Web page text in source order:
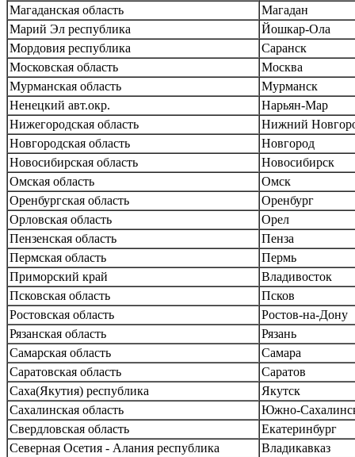
Магаданская область
Магадан
Марий Эл республика
Йошкар-Ола
Мордовия республика
Саранск
Московская область
Москва
Мурманская область
Мурманск
Ненецкий авт.окр.
Нарьян-Мар
Нижегородская область
Нижний
Новгородская область
Новгород
Новосибирская область
Новосибирск
Омская область
Омск
Оренбургская область
Оренбург
Орловская область
Орел
Пензенская область
Пенза
Пермская область
Пермь
Приморский край
Владивосток
Псковская область
Псков
Ростовская область
Ростов-на-Дону
Рязанская область
Рязань
Самарская область
Самара
Саратовская область
Саратов
Саха(Якутия) республика
Якутск
Сахалинская область
Южно-
Свердловская область
Екатеринбург
Северная Осетия - Алания республика
Владикавказ